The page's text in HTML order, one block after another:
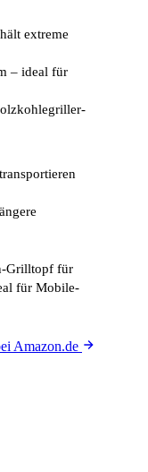
extreme
– ideal für
Grilltopf für
für Mobile-
Amazon.de